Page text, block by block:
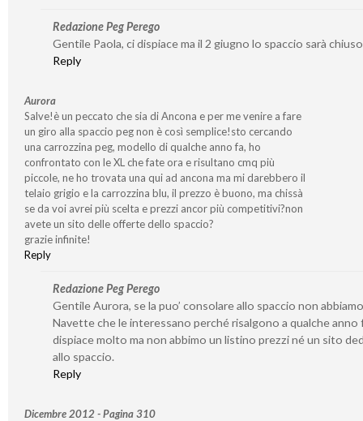
Redazione Peg Perego
Gentile Paola, ci dispiace ma il 2 giugno lo spaccio sarà
Reply
Aurora
Salve!è un peccato che sia di Ancona e per me venire a fare
un giro alla spaccio peg non è così semplice!sto cercando
una carrozzina peg, modello di qualche anno fa, ho
confrontato con le XL che fate ora e risultano cmq più
piccole, ne ho trovata una qui ad ancona ma mi darebbero il
telaio grigio e la carrozzina blu, il prezzo è buono, ma chissà
se da voi avrei più scelta e prezzi ancor più competitivi?non
avete un sito delle offerte dello spaccio?
grazie infinite!
Reply
Redazione Peg Perego
Gentile Aurora, se la puo’ consolare allo spaccio non
Navette che le interessano perché risalgono a qualche anno
dispiace molto ma non abbimo un listino prezzi né un sito
allo spaccio.
Reply
Dicembre 2012 - Pagina 310